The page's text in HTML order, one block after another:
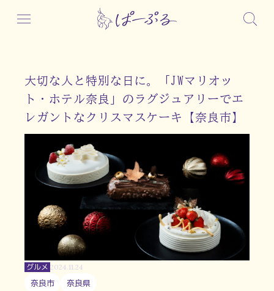
大切な人と特別な日に。「JWマリオッ
ト・ホテル奈良」のラグジュアリーでエ
レガントなクリスマスケーキ【奈良市】
グルメ 2024.11.24
奈良市 奈良県